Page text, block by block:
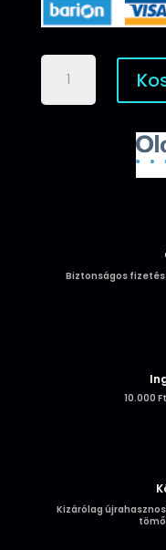
Guess
Triangle
Biztonságos
10.000
Kizárólag